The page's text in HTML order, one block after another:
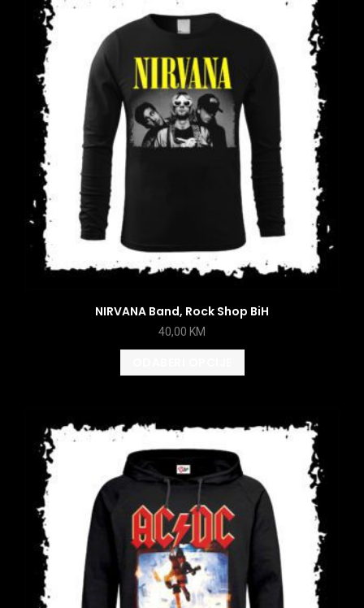
NIRVANA Band, Rock Shop BiH
40,00 KM